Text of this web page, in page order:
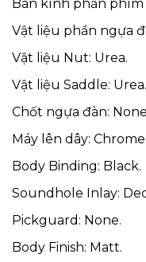
Bán kính phần phím
Vật liệu phần ngựa
Vật liệu Nut: Urea.
Vật liệu Saddle: Urea.
Chốt ngựa đàn:
Máy lên dây:
Body Binding: Black.
Soundhole Inlay:
Pickguard: None.
Body Finish: Matt.